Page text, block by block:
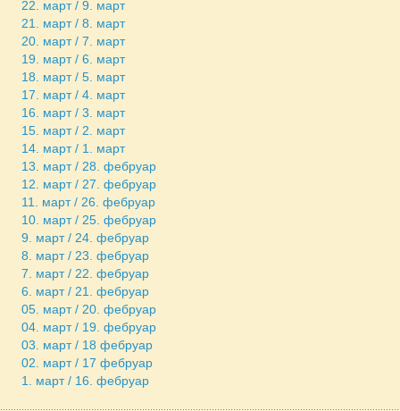
22. март / 9. март
21. март / 8. март
20. март / 7. март
19. март / 6. март
18. март / 5. март
17. март / 4. март
16. март / 3. март
15. март / 2. март
14. март / 1. март
13. март / 28. фебруар
12. март / 27. фебруар
11. март / 26. фебруар
10. март / 25. фебруар
9. март / 24. фебруар
8. март / 23. фебруар
7. март / 22. фебруар
6. март / 21. фебруар
05. март / 20. фебруар
04. март / 19. фебруар
03. март / 18 фебруар
02. март / 17 фебруар
1. март / 16. фебруар